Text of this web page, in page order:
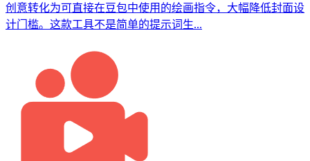
创意转化为可直接在豆包中使用的绘画指令，大幅降低封面设
计门槛。这款工具不是简单的提示词生...